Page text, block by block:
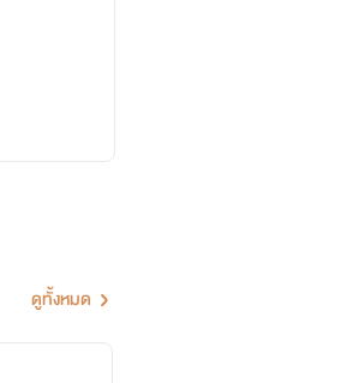
ดูทั้งหมด